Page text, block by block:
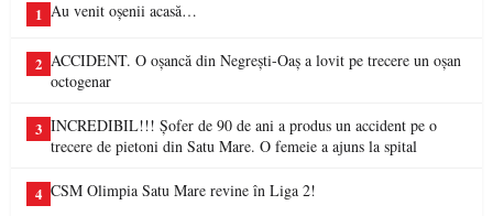
1 Au venit oșenii acasă…
2 ACCIDENT. O oșancă din Negrești-Oaș a lovit pe trecere un oșan
octogenar
3 INCREDIBIL!!! Șofer de 90 de ani a produs un accident pe o
trecere de pietoni din Satu Mare. O femeie a ajuns la spital
4 CSM Olimpia Satu Mare revine în Liga 2!